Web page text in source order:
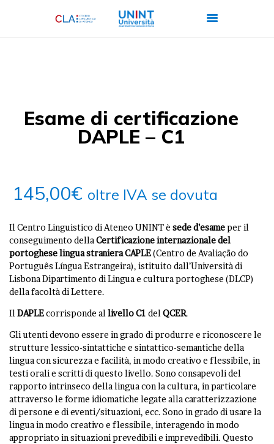
CERTIFICAZIONI
ITALIANO PER
FORMAZIONE
AZIENDALE
LAVORA CON NOI
Esame di certificazione
DAPLE – C1
145,00€ oltre IVA se dovuta
Il Centro Linguistico di Ateneo UNINT è sede d’esameper il
conseguimento dellaCertificazione internazionale del
portoghese lingua straniera CAPLE(Centro de Avaliação do
Português Língua Estrangeira), istituito dall’Università di
Lisbona Dipartimento di Lingua e cultura portoghese (DLCP)
della facoltà di Lettere.
Il DAPLEcorrisponde al livello C1 del QCER.
Gli utenti devono essere in grado di produrre e riconoscere le
strutture lessico-sintattiche e sintattico-semantiche della
lingua con sicurezza e facilità, in modo creativo e flessibile, in
testi orali e scritti di questo livello. Sono consapevoli del
rapporto intrinseco della lingua con la cultura, in particolare
attraverso le forme idiomatiche legate alla caratterizzazione
di persone e di eventi/situazioni, ecc. Sono in grado di usare la
lingua in modo creativo e flessibile, interagendo in modo
appropriato in situazioni prevedibili e imprevedibili. Questo